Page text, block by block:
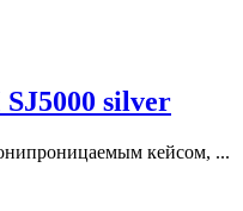
silver
кейсом, ...